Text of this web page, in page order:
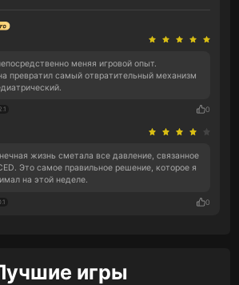
меняя игровой опыт.
превратил самый отвратительный механизм
0
жизнь сметала все давление, связанное
Это самое правильное решение, которое я
на этой неделе.
0
игры